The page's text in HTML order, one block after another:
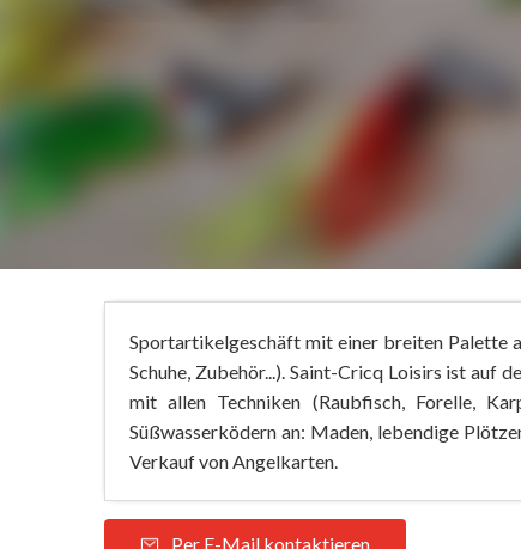
Sportartikelgeschäft mit einer breiten Palette
Schuhe, Zubehör...). Saint-Cricq Loisirs ist auf
mit allen Techniken (Raubfisch, Forelle,
Süßwasserködern an: Maden, lebendige
Verkauf von Angelkarten.
Per E-Mail kontaktieren